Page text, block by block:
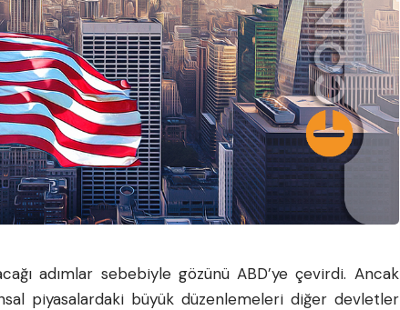
adımlar sebebiyle gözünü ABD’ye çevirdi. Ancak
piyasalardaki büyük düzenlemeleri diğer devletler